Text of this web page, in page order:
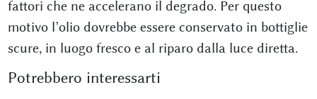
fattori che ne accelerano il degrado. Per questo
motivo l’olio dovrebbe essere conservato in bottiglie
scure, in luogo fresco e al riparo dalla luce diretta.
Potrebbero interessarti